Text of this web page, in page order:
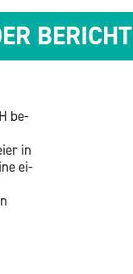
BE­RICHT
be­
in
ei­